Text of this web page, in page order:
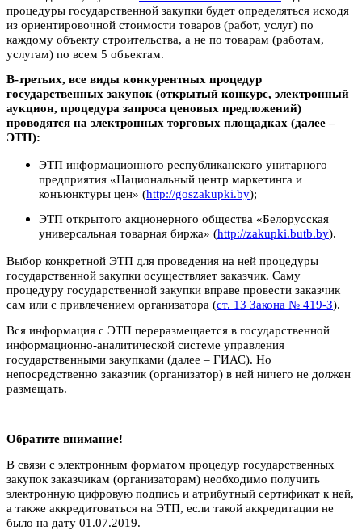
процедуры государственной закупки будет определяться исходя
из ориентировочной стоимости товаров (работ, услуг) по
каждому объекту строительства, а не по товарам (работам,
услугам) по всем 5 объектам.
В-третьих, все виды конкурентных процедур
государственных закупок (открытый конкурс, электронный
аукцион, процедура запроса ценовых предложений)
проводятся на электронных торговых площадках (далее –
ЭТП):
ЭТП информационного республиканского унитарного
предприятия «Национальный центр маркетинга и
конъюнктуры цен» (http://goszakupki.by);
ЭТП открытого акционерного общества «Белорусская
универсальная товарная биржа» (http://zakupki.butb.by).
Выбор конкретной ЭТП для проведения на ней процедуры
государственной закупки осуществляет заказчик. Саму
процедуру государственной закупки вправе провести заказчик
сам или с привлечением организатора (ст. 13 Закона № 419-З).
Вся информация с ЭТП переразмещается в государственной
информационно-аналитической системе управления
государственными закупками (далее – ГИАС). Но
непосредственно заказчик (организатор) в ней ничего не должен
размещать.
Обратите внимание!
В связи с электронным форматом процедур государственных
закупок заказчикам (организаторам) необходимо получить
электронную цифровую подпись и атрибутный сертификат к ней,
а также аккредитоваться на ЭТП, если такой аккредитации не
было на дату 01.07.2019.